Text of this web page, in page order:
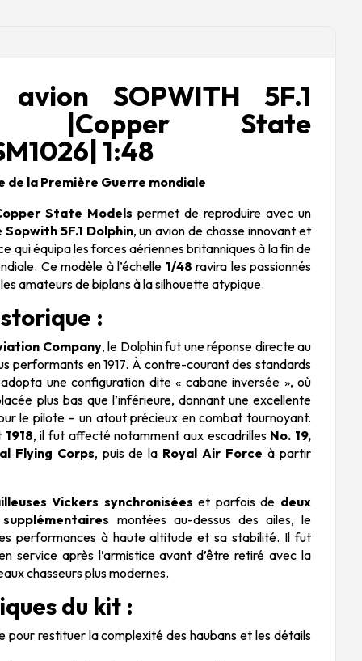
avion SOPWITH 5F.1
|Copper State
1:48
de la Première Guerre mondiale
State Models permet de reproduire avec un
Sopwith 5F.1 Dolphin, un avion de chasse innovant et
qui équipa les forces aériennes britanniques à la fin de
Ce modèle à l’échelle 1/48 ravira les passionnés
amateurs de biplans à la silhouette atypique.
:
Company, le Dolphin fut une réponse directe au
performants en 1917. À contre-courant des standards
adopta une configuration dite « cabane inversée », où
plus bas que l’inférieure, donnant une excellente
le pilote – un atout précieux en combat tournoyant.
1918, il fut affecté notamment aux escadrilles No. 19,
Flying Corps, puis de la Royal Air Force à partir
Vickers synchronisées et parfois de deux
montées au-dessus des ailes, le
performances à haute altitude et sa stabilité. Il fut
service après l’armistice avant d’être retiré avec la
chasseurs plus modernes.
du kit :
pour restituer la complexité des haubans et les détails